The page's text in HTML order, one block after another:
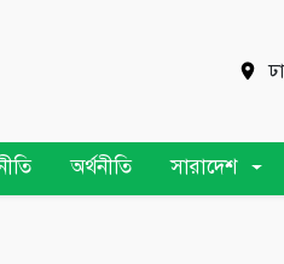
অর্থনীতি সারাদেশ